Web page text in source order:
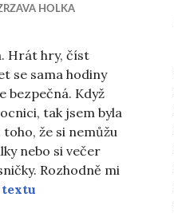
HOLKA
Hrát hry, číst
se sama hodiny
bezpečná. Když
tak jsem byla
že si nemůžu
nebo si večer
Rozhodně mi